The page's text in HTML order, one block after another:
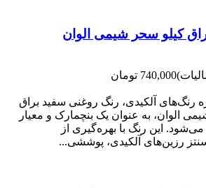
کیلو سحر شیمی الوان
740,000 تومان
رنگ‌های آلکیدی، رنگ روغنی سفید براق
به عنوان یک بنچمارک و معیار
این رنگ با بهره‌گیری از
رزین‌های آلکیدی، پوششی...